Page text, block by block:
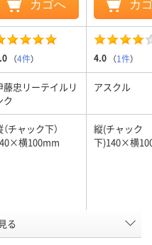
カゴへ カ
（4件） 4.0 （1件）
藤忠リーテイルリ
ク
アスクル
チャック下）
横100mm
縦(チャック
下)140×横
入り（吊しひもな
チャック付
る